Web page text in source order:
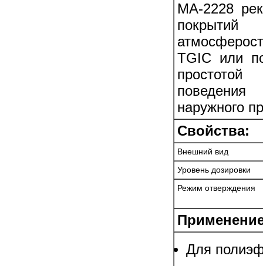
MA-2228
TGIC или
наружного
Свойства:
Внешний вид
Уровень дозировки
Режим отверждения
Для